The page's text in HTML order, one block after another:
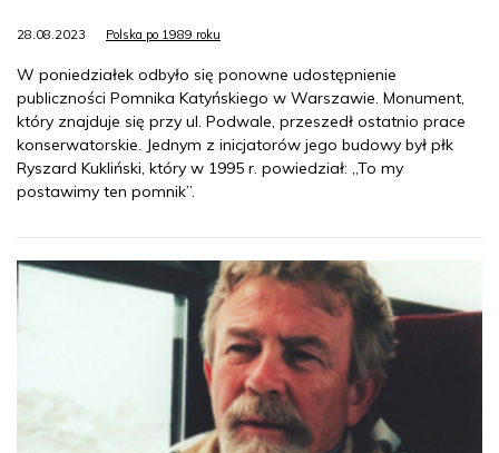
28.08.2023 Polska po 1989 roku
W poniedziałek odbyło się ponowne udostępnienie
publiczności Pomnika Katyńskiego w Warszawie. Monument,
który znajduje się przy ul. Podwale, przeszedł ostatnio prace
konserwatorskie. Jednym z inicjatorów jego budowy był płk
Ryszard Kukliński, który w 1995 r. powiedział: „To my
postawimy ten pomnik”.